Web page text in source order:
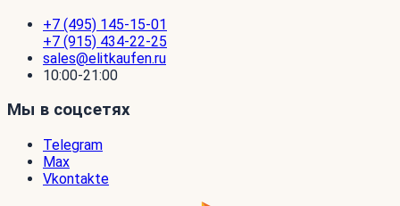
+7 (495) 145-15-01
+7 (915) 434-22-25
sales@elitkaufen.ru
10:00-21:00
Мы в соцсетях
Telegram
Max
Vkontakte